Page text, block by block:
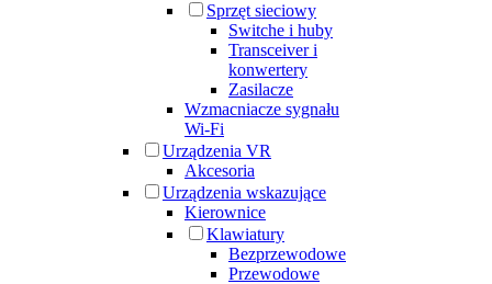
Sprzęt sieciowy
Switche i huby
Transceiver i
konwertery
Zasilacze
Wzmacniacze sygnału
Wi-Fi
Urządzenia VR
Akcesoria
Urządzenia wskazujące
Kierownice
Klawiatury
Bezprzewodowe
Przewodowe